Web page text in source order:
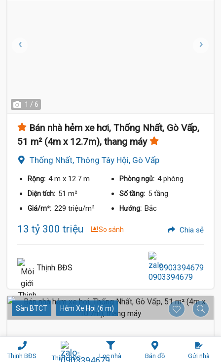
Thịnh BĐS Thịnh BĐS Lọc nhà Bản đồ Gửi nhà
1 / 6
Bán nhà hẻm xe hơi, Thống Nhất, Gò Vấp,
51 m² (4m x 12.7m), thang máy
Thống Nhất, Thông Tây Hội, Gò Vấp
Rộng: 4 m x 12.7 m Phòng ngủ: 4 phòng
Diện tích: 51 m² Số tầng: 5 tầng
Giá/m²: 229 triệu/m² Hướng: Bắc
13 tỷ 300 triệu So sánh Chia sẻ
Thịnh BĐS 0903394679
Sàn BTCT Hẻm Xe Hơi (6 m)